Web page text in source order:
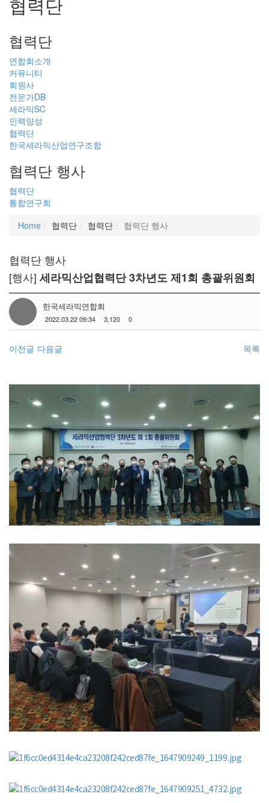
협력단
연합회소개
커뮤니티
회원사
전문가DB
세라믹SC
인력양성
협력단
한국세라믹산업연구조합
협력단 행사
협력단
통합연구회
Home
협력단 협력단 협력단 행사
협력단 행사
[행사] 세라믹산업협력단 3차년도 제1회 총괄위원회
한국세라믹연합회
2022.03.22 09:34 3,120 0
이전글 다음글 목록